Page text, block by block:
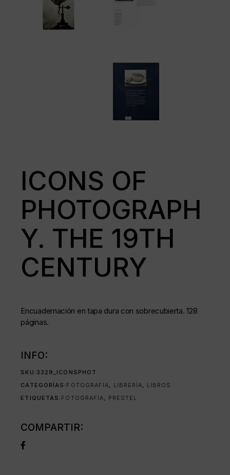
ICONS OF
PHOTOGRAPH
Y. THE 19TH
CENTURY
Encuadernación en tapa dura con sobrecubierta. 128
páginas.
INFO:
SKU: 3329_ICONSPHOT
CATEGORÍAS: FOTOGRAFÍA, LIBRERÍA, LIBROS
ETIQUETAS: FOTOGRAFÍA, PRESTEL
COMPARTIR: